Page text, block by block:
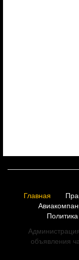
Главная
объявления